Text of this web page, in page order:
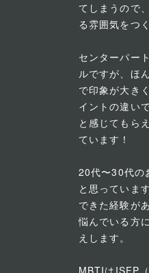
てしまうので
る雰囲気をつ
センターパー
ルですが、ほ
で印象が大き
イントの違い
と感じてもら
ています！
20代〜30代の
と思っていま
できた経験が
悩んでいる方
えします。
MBTIはISFP